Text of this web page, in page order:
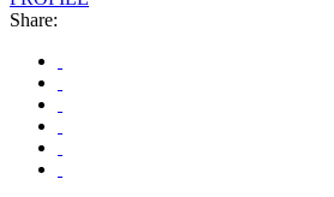
Share: